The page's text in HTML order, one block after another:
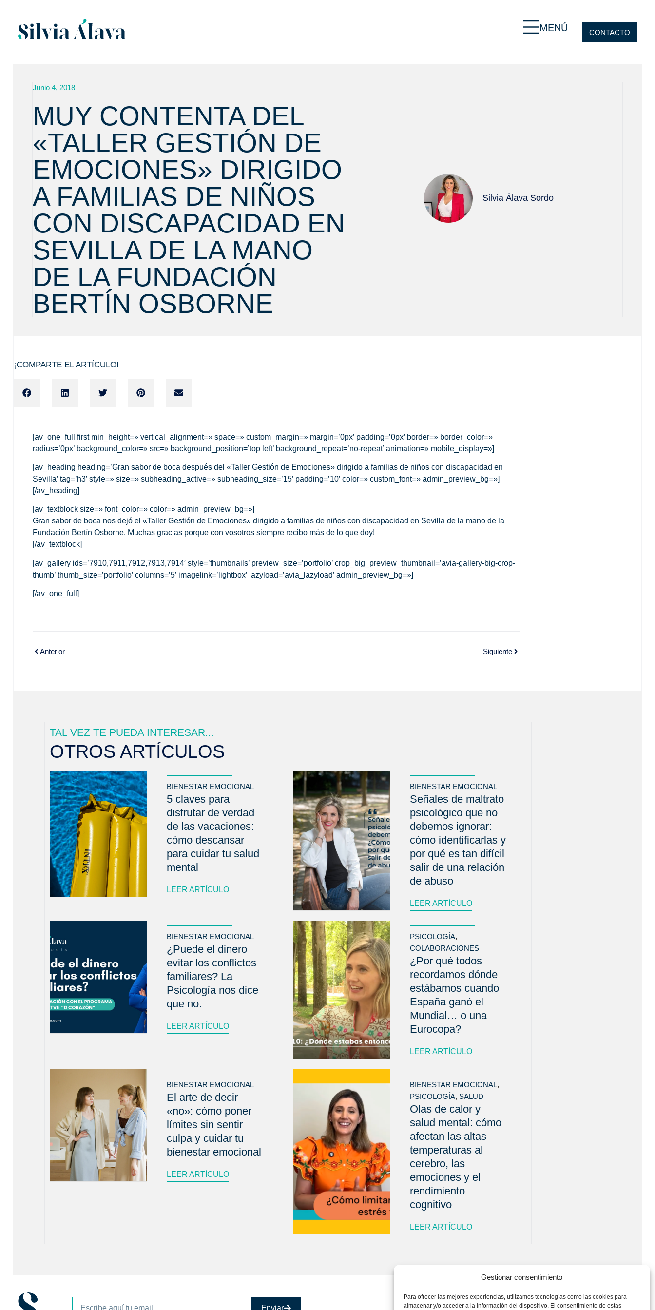
Gestionar consentimiento
Para ofrecer las mejores experiencias, utilizamos tecnologías como las cookies para
almacenar y/o acceder a la información del dispositivo. El consentimiento de estas
MENÚ CONTACTO
Junio 4, 2018
MUY CONTENTA DEL
«TALLER GESTIÓN DE
EMOCIONES» DIRIGIDO
A FAMILIAS DE NIÑOS
CON DISCAPACIDAD EN
SEVILLA DE LA MANO
DE LA FUNDACIÓN
BERTÍN OSBORNE
Silvia Álava Sordo
¡COMPARTE EL ARTÍCULO!
[av_one_full first min_height=» vertical_alignment=» space=» custom_margin=» margin=’0px’ padding=’0px’ border=» border_color=»
radius=’0px’ background_color=» src=» background_position=’top left’ background_repeat=’no-repeat’ animation=» mobile_display=»]
[av_heading heading=’Gran sabor de boca después del «Taller Gestión de Emociones» dirigido a familias de niños con discapacidad en
Sevilla’ tag=’h3′ style=» size=» subheading_active=» subheading_size=’15’ padding=’10’ color=» custom_font=» admin_preview_bg=»]
[/av_heading]
[av_textblock size=» font_color=» color=» admin_preview_bg=»]
Gran sabor de boca nos dejó el «Taller Gestión de Emociones» dirigido a familias de niños con discapacidad en Sevilla de la mano de la
Fundación Bertín Osborne. Muchas gracias porque con vosotros siempre recibo más de lo que doy!
[/av_textblock]
[av_gallery ids=’7910,7911,7912,7913,7914′ style=’thumbnails’ preview_size=’portfolio’ crop_big_preview_thumbnail=’avia-gallery-big-crop-
thumb’ thumb_size=’portfolio’ columns=’5′ imagelink=’lightbox’ lazyload=’avia_lazyload’ admin_preview_bg=»]
[/av_one_full]
Anterior Siguiente
TAL VEZ TE PUEDA INTERESAR...
OTROS ARTÍCULOS
BIENESTAR EMOCIONAL
5 claves para
disfrutar de verdad
de las vacaciones:
cómo descansar
para cuidar tu salud
mental
LEER ARTÍCULO
BIENESTAR EMOCIONAL
Señales de maltrato
psicológico que no
debemos ignorar:
cómo identificarlas y
por qué es tan difícil
salir de una relación
de abuso
LEER ARTÍCULO
BIENESTAR EMOCIONAL
¿Puede el dinero
evitar los conflictos
familiares? La
Psicología nos dice
que no.
LEER ARTÍCULO
PSICOLOGÍA,
COLABORACIONES
¿Por qué todos
recordamos dónde
estábamos cuando
España ganó el
Mundial… o una
Eurocopa?
LEER ARTÍCULO
BIENESTAR EMOCIONAL
El arte de decir
«no»: cómo poner
límites sin sentir
culpa y cuidar tu
bienestar emocional
LEER ARTÍCULO
BIENESTAR EMOCIONAL,
PSICOLOGÍA, SALUD
Olas de calor y
salud mental: cómo
afectan las altas
temperaturas al
cerebro, las
emociones y el
rendimiento
cognitivo
LEER ARTÍCULO
Enviar